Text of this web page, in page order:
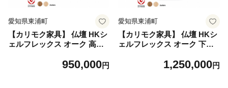
愛知県東浦町
【カリモク家具】 仏壇 HKシ
ェルフレックス オーク 高さ5
コンパクト 天然木 国産 愛知
950,000円
愛知県東浦町
【カリモク家具】 仏壇 HKシ
ェルフレックス オーク 下台
モダン ミニ コンパクト 天然
1,250,000円